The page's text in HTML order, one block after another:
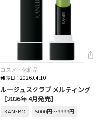
コスメ・化粧品
発売日：2026.04.10
ルージュスクラブ メルティング
［2026年 4月発売］
KANEBO 5000円～9999円